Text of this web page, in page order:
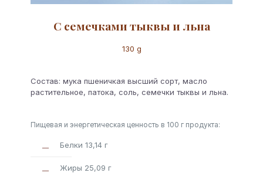
С семечками тыквы и льна
130 g
Состав: мука пшеничкая высший сорт, масло
растительное, патока, соль, семечки тыквы и льна.
Пищевая и энергетическая ценность в 100 г продукта:
Белки 13,14 г
Жиры 25,09 г